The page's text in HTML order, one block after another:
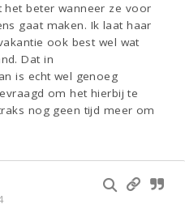
het beter wanneer ze voor
gaat maken. Ik laat haar
ook best wel wat
Dat in
is echt wel genoeg
om het hierbij te
nog geen tijd meer om